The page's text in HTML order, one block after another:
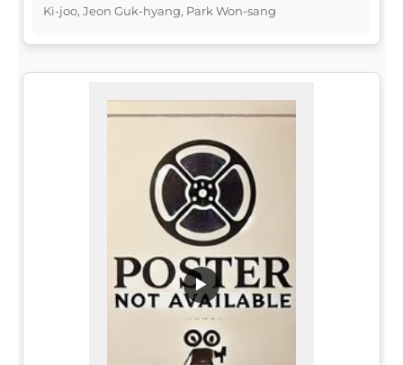
Ki-joo, Jeon Guk-hyang, Park Won-sang
▶